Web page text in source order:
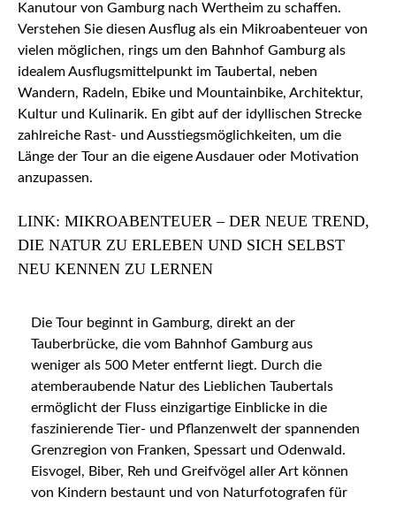
Kanutour von Gamburg nach Wertheim zu schaffen.
Verstehen Sie diesen Ausflug als ein Mikroabenteuer von
vielen möglichen, rings um den Bahnhof Gamburg als
idealem Ausflugsmittelpunkt im Taubertal, neben
Wandern, Radeln, Ebike und Mountainbike, Architektur,
Kultur und Kulinarik. En gibt auf der idyllischen Strecke
zahlreiche Rast- und Ausstiegsmöglichkeiten, um die
Länge der Tour an die eigene Ausdauer oder Motivation
anzupassen.
LINK: MIKROABENTEUER – DER NEUE TREND,
DIE NATUR ZU ERLEBEN UND SICH SELBST
NEU KENNEN ZU LERNEN
Die Tour beginnt in Gamburg, direkt an der
Tauberbrücke, die vom Bahnhof Gamburg aus
weniger als 500 Meter entfernt liegt. Durch die
atemberaubende Natur des Lieblichen Taubertals
ermöglicht der Fluss einzigartige Einblicke in die
faszinierende Tier- und Pflanzenwelt der spannenden
Grenzregion von Franken, Spessart und Odenwald.
Eisvogel, Biber, Reh und Greifvögel aller Art können
von Kindern bestaunt und von Naturfotografen für